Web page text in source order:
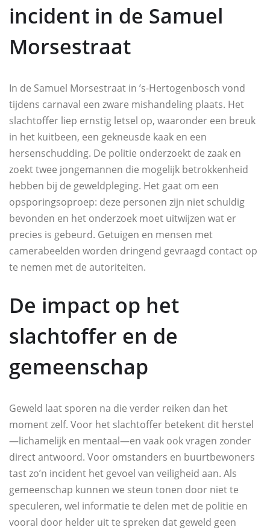
incident in de Samuel
Morsestraat
In de Samuel Morsestraat in ’s-Hertogenbosch vond
tijdens carnaval een zware mishandeling plaats. Het
slachtoffer liep ernstig letsel op, waaronder een breuk
in het kuitbeen, een gekneusde kaak en een
hersenschudding. De politie onderzoekt de zaak en
zoekt twee jongemannen die mogelijk betrokkenheid
hebben bij de geweldpleging. Het gaat om een
opsporingsoproep: deze personen zijn niet schuldig
bevonden en het onderzoek moet uitwijzen wat er
precies is gebeurd. Getuigen en mensen met
camerabeelden worden dringend gevraagd contact op
te nemen met de autoriteiten.
De impact op het
slachtoffer en de
gemeenschap
Geweld laat sporen na die verder reiken dan het
moment zelf. Voor het slachtoffer betekent dit herstel
—lichamelijk en mentaal—en vaak ook vragen zonder
direct antwoord. Voor omstanders en buurtbewoners
tast zo’n incident het gevoel van veiligheid aan. Als
gemeenschap kunnen we steun tonen door niet te
speculeren, wel informatie te delen met de politie en
vooral door helder uit te spreken dat geweld geen